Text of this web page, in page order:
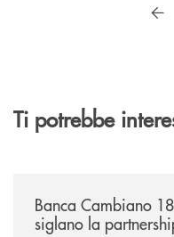
Ti potrebbe
Banca Cambiano
siglano la